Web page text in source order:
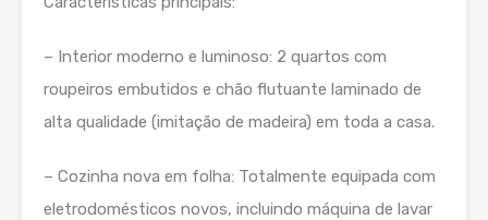
– Interior moderno e luminoso: 2 quartos com
roupeiros embutidos e chão flutuante laminado de
alta qualidade (imitação de madeira) em toda a casa.
– Cozinha nova em folha: Totalmente equipada com
eletrodomésticos novos, incluindo máquina de lavar